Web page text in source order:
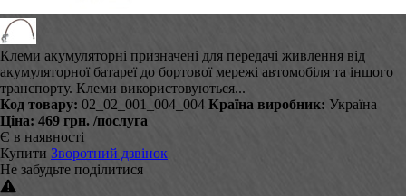
Клеми акумуляторні призначені для передачі живлення від
акумуляторної батареї до бортової мережі автомобіля та іншого
транспорту. Клеми використовуються...
Код товару: 02_02_001_004_004 Країна виробник: Україна
Ціна: 469 грн. /послуга
Є в наявності
Купити Зворотний дзвінок
Не забудьте поділитися